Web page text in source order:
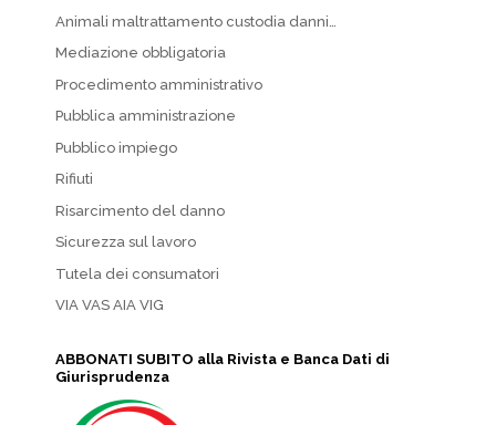
Animali maltrattamento custodia danni…
Mediazione obbligatoria
Procedimento amministrativo
Pubblica amministrazione
Pubblico impiego
Rifiuti
Risarcimento del danno
Sicurezza sul lavoro
Tutela dei consumatori
VIA VAS AIA VIG
ABBONATI SUBITO alla Rivista e Banca Dati di
Giurisprudenza